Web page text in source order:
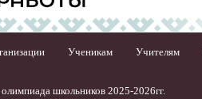
Ученикам Учителям
школьников 2025-2026гг.